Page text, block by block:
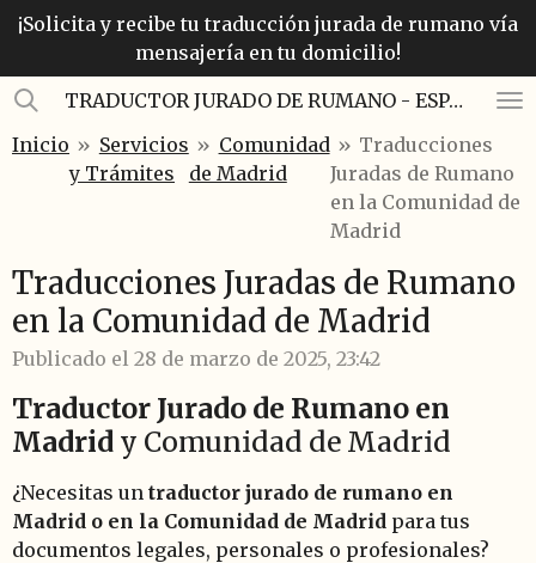
Ir
contenido
principal
TRADUCTOR JURADO DE RUMANO - ESPAÑOL
¡Solicita y recibe tu traducción jurada de rumano vía
mensajería en tu domicilio!
Inicio » Servicios
y Trámites
» Comunidad
de Madrid
» Traducciones
Juradas de Rumano
en la Comunidad de
Madrid
Traducciones Juradas de Rumano
en la Comunidad de Madrid
Publicado el 28 de marzo de 2025, 23:42
Traductor Jurado de Rumano en
Madrid y Comunidad de Madrid
¿Necesitas un traductor jurado de rumano en
Madrid o en la Comunidad de Madrid para tus
documentos legales, personales o profesionales?